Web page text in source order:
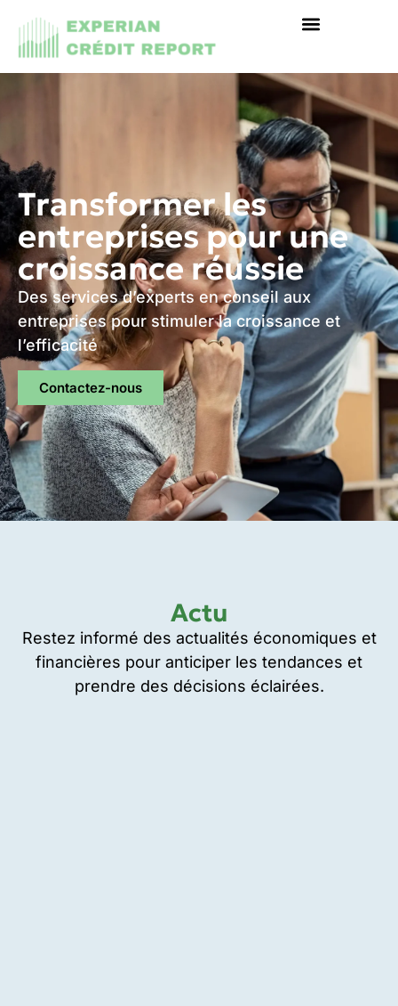
Transformer les
entreprises pour une
croissance réussie
Des services d’experts en conseil aux
entreprises pour stimuler la croissance et
l’efficacité
Contactez-nous
Actu
Restez informé des actualités économiques et
financières pour anticiper les tendances et
prendre des décisions éclairées.